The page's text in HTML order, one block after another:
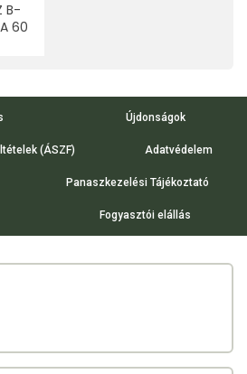
B-
60
Újdonságok
(ÁSZF) Adatvédelem
Panaszkezelési Tájékoztató
Fogyasztói elállás